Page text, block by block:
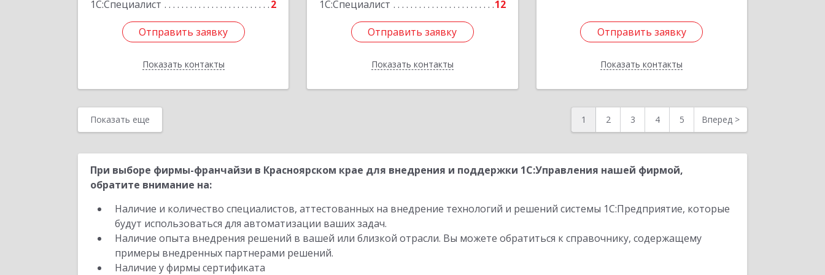
1С:Специалист
2
Отправить заявку
Показать контакты
Отправить заявку
Назад
1С:Специалист
12
Отправить заявку
Показать контакты
Отправить заявку
Назад
Отправить заявку
Показать контакты
Отправить заявку
Назад
Показать еще 1 2 3 4 5 Вперед >
При выборе фирмы-франчайзи в Красноярском крае для внедрения и поддержки 1С:Управления нашей фирмой,
обратите внимание на:
Наличие и количество специалистов, аттестованных на внедрение технологий и решений системы 1С:Предприятие, которые
будут использоваться для автоматизации ваших задач.
Наличие опыта внедрения решений в вашей или близкой отрасли. Вы можете обратиться к справочнику, содержащему
примеры внедренных партнерами решений.
Наличие у фирмы сертификата